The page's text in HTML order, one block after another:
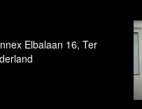
Elbalaan 16, Ter